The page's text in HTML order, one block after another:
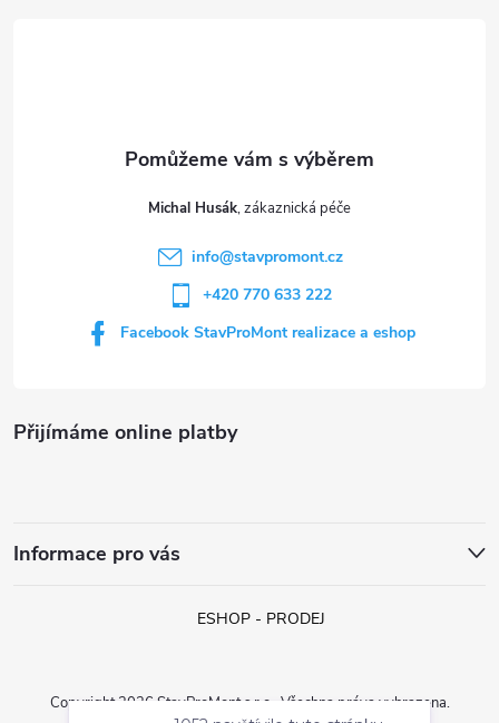
Přijímáme online platby
Informace pro vás
Michal Husák
info@stavpromont.cz
+420 770 633 222
Facebook StavProMont realizace a eshop
ESHOP - PRODEJ
Copyright 2026 StavProMont s.r.o. . Všechna práva vyhrazena.